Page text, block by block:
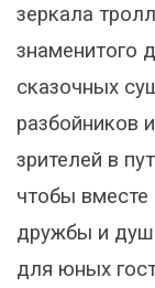
зеркала
знаменитого
сказочных
разбойников
зрителей в
чтобы вместе
дружбы и
для юных